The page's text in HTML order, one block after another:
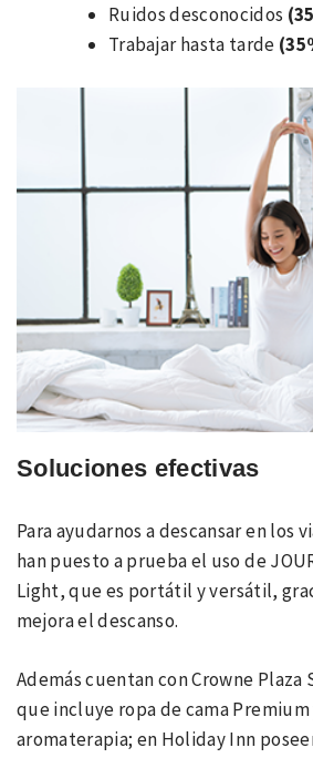
Ruidos desconocidos
Trabajar hasta tarde
Soluciones efectivas
Para ayudarnos a descansar en los
han puesto a prueba el uso de
Light, que es portátil y versátil,
mejora el descanso.
Además cuentan con Crowne Plaza
que incluye ropa de cama
aromaterapia; en Holiday Inn